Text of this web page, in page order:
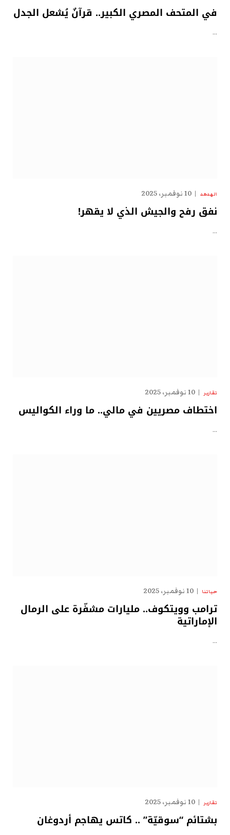
في المتحف المصري الكبير.. قرآنٌ يُشعل الجدل
…
الهدهد 10 نوفمبر، 2025
نفق رفح والجيش الذي لا يقهر!
…
تقارير 10 نوفمبر، 2025
اختطاف مصريين في مالي.. ما وراء الكواليس
…
حياتنا 10 نوفمبر، 2025
ترامب وويتكوف.. مليارات مشفّرة على الرمال
الإماراتية
…
تقارير 10 نوفمبر، 2025
بشتائم “سوقيّة” .. كاتس يهاجم أردوغان